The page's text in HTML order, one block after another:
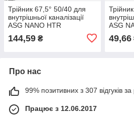
Трійник 67,5° 50/40 для
внутрішньої каналізації
ASG NANO HTR
144,59 ₴
ASG
49,66
Про нас
99% позитивних з 307 відгуків за
Працює з 12.06.2017